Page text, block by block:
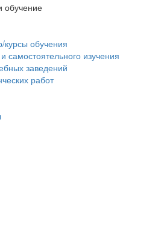
обучение
курсы обучения
самостоятельного изучения
заведений
работ